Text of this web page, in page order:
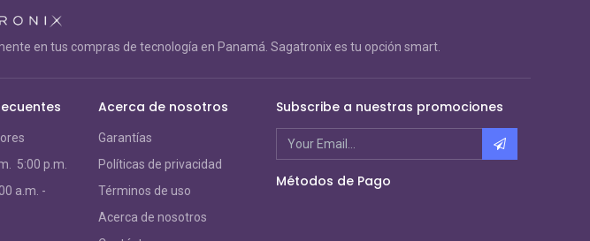
en tus compras de tecnología en Panamá. Sagatronix es tu opción smart.
5:00 p.m.
a.m. -
Acerca de nosotros
Garantías
Políticas de privacidad
Términos de uso
Acerca de nosotros
Subscribe a nuestras promociones
Métodos de Pago